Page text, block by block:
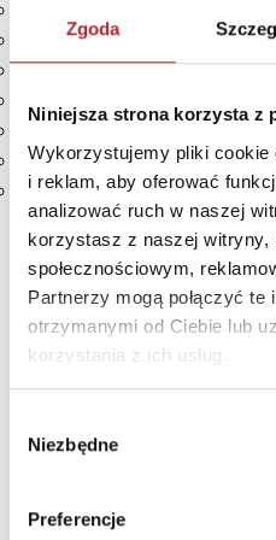
Zgoda
Niniejsza strona korzysta z
Wykorzystujemy pliki cookie
i reklam, aby oferować
analizować ruch w naszej
korzystasz z naszej witryny,
społecznościowym,
Partnerzy mogą połączyć
otrzymanymi od Ciebie lub
korzystania z ich usług.
zgody
Niezbędne
Preferencje
10 kart pomocy
4 znaczniki porażki
moneta pierwszego gracza
plansza z licznikami siły i 4
plansza do gry
2 instrukcje
SZCZEGÓŁY
Producent
Rebel
Kod EAN
Rodzaj
Kraj produkcji